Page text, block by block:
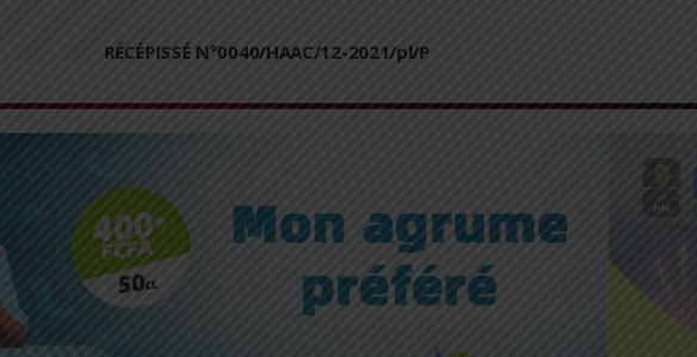
RÉCÉPISSÉ N°0040/HAAC/12-2021/pl/P